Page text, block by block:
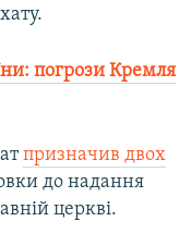
погрози Кремля
призначив двох
до надання
церкві.